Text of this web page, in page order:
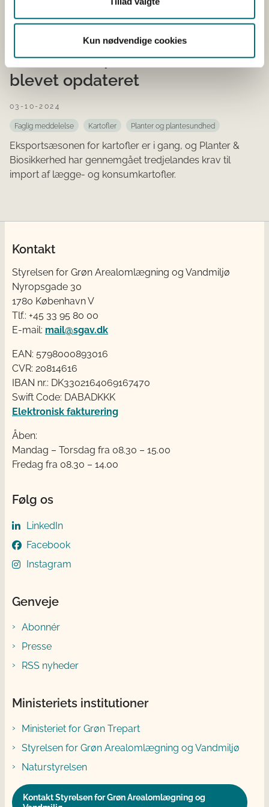
Kun nødvendige cookies
en række varer til Rusland og Belarus. Restriktionerne
gælder juletræer, klippegrønt, potteplanter og bar...
Krav til eksport af kartofler er
blevet opdateret
03-10-2024
Faglig meddelelse Kartofler Planter og plantesundhed
Eksportsæsonen for kartofler er i gang, og Planter &
Biosikkerhed har gennemgået tredjelandes krav til
import af lægge- og konsumkartofler.
Kontakt
Styrelsen for Grøn Arealomlægning og Vandmiljø
Nyropsgade 30
1780 København V
Tlf.: +45 33 95 80 00
E-mail: mail@sgav.dk
EAN: 5798000893016
CVR: 20814616
IBAN nr.: DK3302164069167470
Swift Code: DABADKKK
Elektronisk fakturering
Åben:
Mandag – Torsdag fra 08.30 – 15.00
Fredag fra 08.30 – 14.00
Følg os
LinkedIn
Facebook
Instagram
Genveje
Abonnér
Presse
RSS nyheder
Ministeriets institutioner
Ministeriet for Grøn Trepart
Styrelsen for Grøn Arealomlægning og Vandmiljø
Naturstyrelsen
Kontakt Styrelsen for Grøn Arealomlægning og